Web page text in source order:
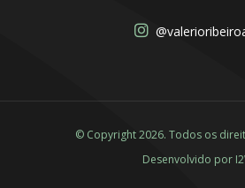
© Copyright 2026. Todos os
Desenvolvido por